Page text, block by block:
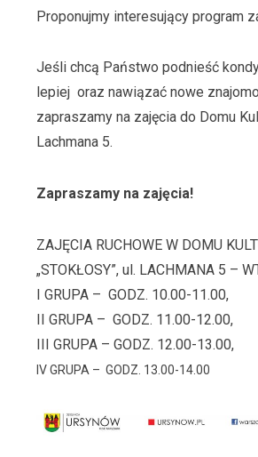
Proponujmy interesujący program
Jeśli chcą Państwo podnieść
lepiej oraz nawiązać nowe
zapraszamy na zajęcia do Domu
Lachmana 5.
Zapraszamy na zajęcia!
ZAJĘCIA RUCHOWE W DOMU
„STOKŁOSY”, ul. LACHMANA 5 –
I GRUPA – GODZ. 10.00-11.00,
II GRUPA – GODZ. 11.00-12.00,
III GRUPA – GODZ. 12.00-13.00,
IV GRUPA – GODZ. 13.00-14.00